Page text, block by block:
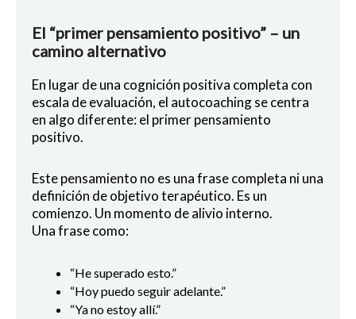
El “primer pensamiento positivo” – un
camino alternativo
En lugar de una cognición positiva completa con
escala de evaluación, el autocoaching se centra
en algo diferente: el primer pensamiento
positivo.
Este pensamiento no es una frase completa ni una
definición de objetivo terapéutico. Es un
comienzo. Un momento de alivio interno.
Una frase como:
“He superado esto.”
“Hoy puedo seguir adelante.”
“Ya no estoy allí.”